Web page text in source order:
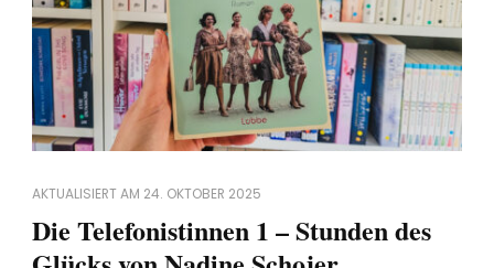
AKTUALISIERT AM 24. OKTOBER 2025
Die Telefonistinnen 1 – Stunden des